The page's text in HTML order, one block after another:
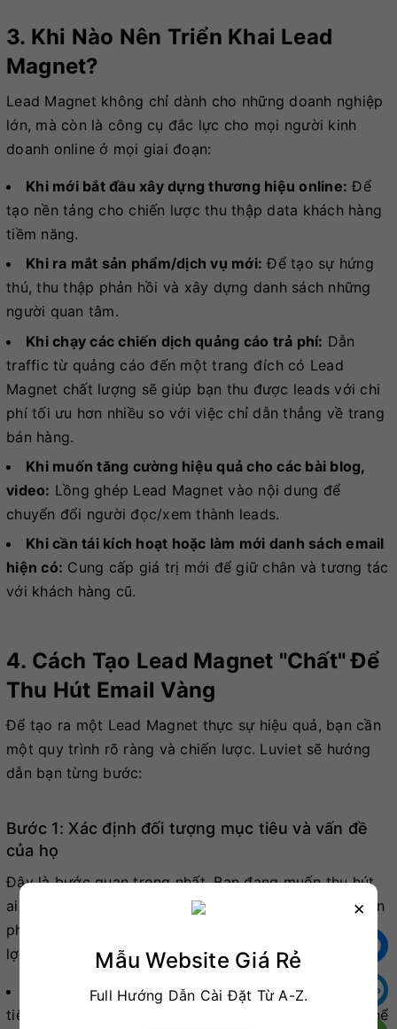
3. Khi Nào Nên Triển Khai Lead
Magnet?
Lead Magnet không chỉ dành cho những doanh nghiệp
lớn, mà còn là công cụ đắc lực cho mọi người kinh
doanh online ở mọi giai đoạn:
Khi mới bắt đầu xây dựng thương hiệu online: Để
tạo nền tảng cho chiến lược thu thập data khách hàng
tiềm năng.
Khi ra mắt sản phẩm/dịch vụ mới: Để tạo sự hứng
thú, thu thập phản hồi và xây dựng danh sách những
người quan tâm.
Khi chạy các chiến dịch quảng cáo trả phí: Dẫn
traffic từ quảng cáo đến một trang đích có Lead
Magnet chất lượng sẽ giúp bạn thu được leads với chi
phí tối ưu hơn nhiều so với việc chỉ dẫn thẳng về trang
bán hàng.
Khi muốn tăng cường hiệu quả cho các bài blog,
video: Lồng ghép Lead Magnet vào nội dung để
chuyển đổi người đọc/xem thành leads.
Khi cần tái kích hoạt hoặc làm mới danh sách email
hiện có: Cung cấp giá trị mới để giữ chân và tương tác
với khách hàng cũ.
4. Cách Tạo Lead Magnet "chất" Để
Thu Hút Email Vàng
Để tạo ra một Lead Magnet thực sự hiệu quả, bạn cần
một quy trình rõ ràng và chiến lược. Luviet sẽ hướng
dẫn bạn từng bước:
Bước 1: Xác định đối tượng mục tiêu và vấn đề
của họ
Đây là bước quan trọng nhất. Bạn đang muốn thu hút
ai? Họ đang gặp phải vấn đề gì? Lead Magnet của bạn
phải giải quyết một nỗi đau cụ thể hoặc mang lại một
lợi ích rõ ràng cho họ.
Nếu bạn bán đồ dùng trẻ em, đối tượng mục
tiêu có thể là các bà mẹ bỉm sữa. Vấn đề của họ có thể
×
Mẫu Website Giá Rẻ
Full Hướng Dẫn Cài Đặt Từ A-Z.